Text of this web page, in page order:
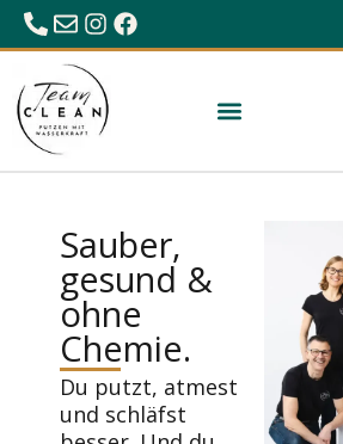
0680/23 86 984
office@hygiene-schlafen.com
Sauber,
gesund &
ohne
Chemie.
Du putzt, atmest
und schläfst